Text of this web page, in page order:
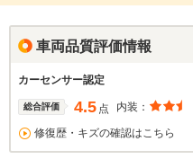
車両品質評価情報
カーセンサー認定
総合評価 4.5 点 内装：
修復歴・キズの確認はこちら